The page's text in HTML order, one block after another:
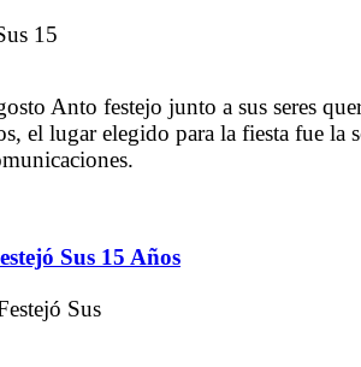
Anto festejo junto a sus seres
el lugar elegido para la fiesta fue la
Sus 15 Años